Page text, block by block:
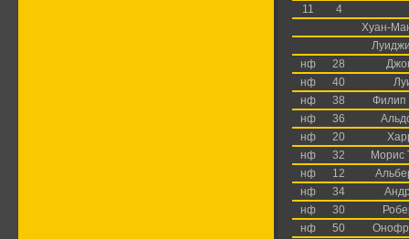
11
4
Хуан-
нф
28
нф
40
нф
38
Филип
нф
36
нф
20
нф
32
Морис
нф
12
нф
34
нф
30
нф
50